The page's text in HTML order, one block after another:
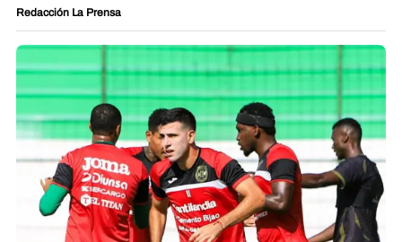
Redacción La Prensa